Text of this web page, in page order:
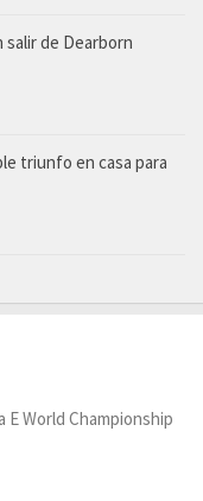
salir de Dearborn
triunfo en casa para
E World Championship